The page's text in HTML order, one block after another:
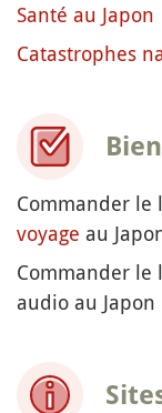
Santé au Japon
Catastrophes
Commander le
voyage au
Commander le
audio au Japon